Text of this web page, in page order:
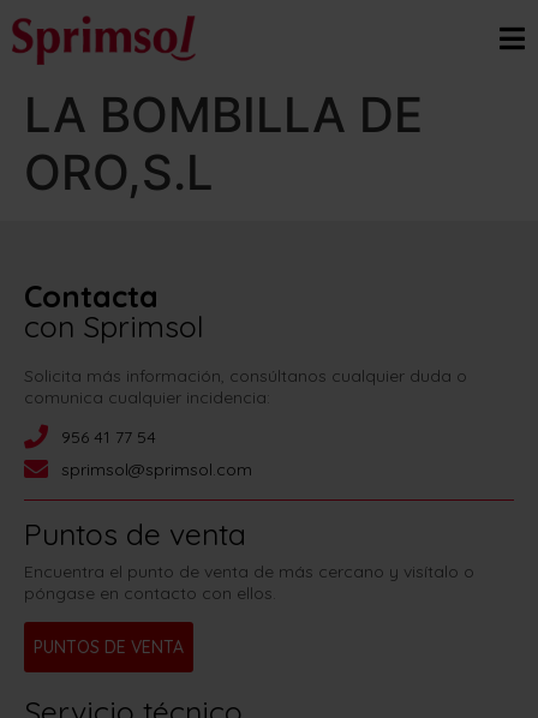
LA BOMBILLA DE
ORO,S.L
Contacta
con Sprimsol
Solicita más información, consúltanos cualquier duda o
comunica cualquier incidencia:
956 41 77 54
sprimsol@sprimsol.com
Puntos de venta
Encuentra el punto de venta de más cercano y visítalo o
póngase en contacto con ellos.
PUNTOS DE VENTA